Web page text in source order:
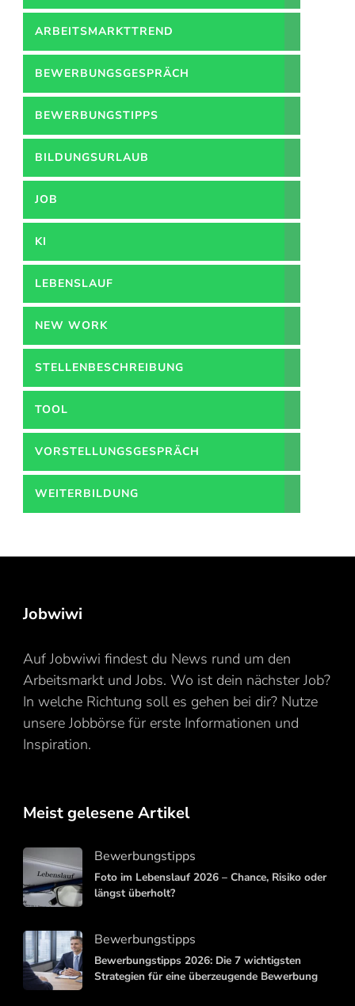
ARBEITSMARKTTREND
BEWERBUNGSGESPRÄCH
BEWERBUNGSTIPPS
BILDUNGSURLAUB
JOB
KI
LEBENSLAUF
NEW WORK
STELLENBESCHREIBUNG
TOOL
VORSTELLUNGSGESPRÄCH
WEITERBILDUNG
Jobwiwi
Auf Jobwiwi findest du News rund um den
Arbeitsmarkt und Jobs. Wo ist dein nächster Job?
In welche Richtung soll es gehen bei dir? Nutze
unsere Jobbörse für erste Informationen und
Inspiration.
Meist gelesene Artikel
Bewerbungstipps
Foto im Lebenslauf 2026 – Chance, Risiko oder
längst überholt?
Bewerbungstipps
Bewerbungstipps 2026: Die 7 wichtigsten
Strategien für eine überzeugende Bewerbung